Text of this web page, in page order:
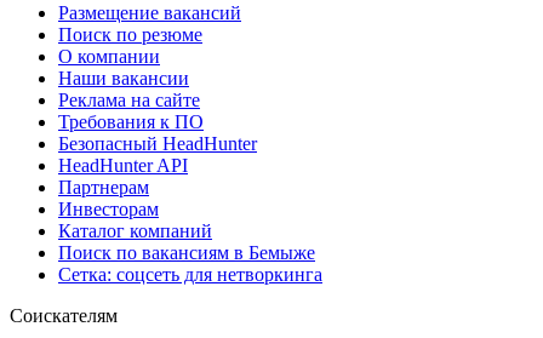
Размещение вакансий
Поиск по резюме
О компании
Наши вакансии
Реклама на сайте
Требования к ПО
Безопасный HeadHunter
HeadHunter API
Партнерам
Инвесторам
Каталог компаний
Поиск по вакансиям в Бемыже
Сетка: соцсеть для нетворкинга
Соискателям